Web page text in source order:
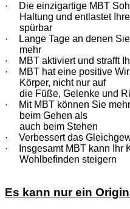
·
Die einzigartige MBT
Haltung und entlastet
spürbar
·
Lange Tage an denen
mehr
·
MBT aktiviert und strafft
·
MBT hat eine positive
Körper, nicht nur auf
die Füße, Gelenke und
·
Mit MBT können Sie
beim Gehen als
auch beim Stehen
·
Verbessert das
·
Insgesamt MBT kann Ihr
Wohlbefinden steigern
Es kann nur ein